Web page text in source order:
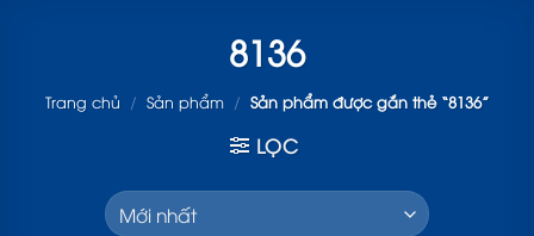
8136
Trang chủ / Sản phẩm / Sản phẩm được gắn thẻ “8136”
LỌC